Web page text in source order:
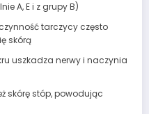
A, E i z grupy B)
tarczycy często
skórą
uszkadza nerwy i naczynia
skórę stóp, powodując